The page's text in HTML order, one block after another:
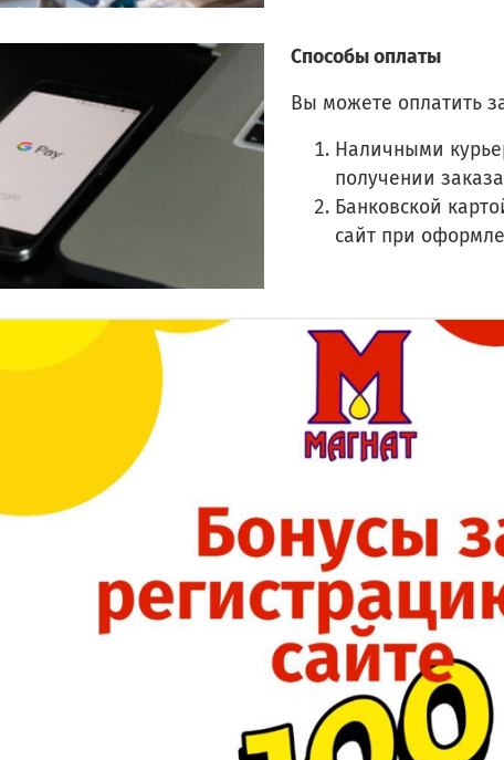
Способы оплаты
Вы можете оплатить
Наличными
получении заказа
Банковской
сайт при